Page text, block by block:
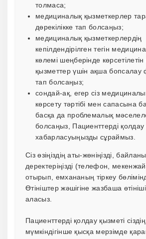
толмаса;
медициналық қызметкерлер
дөрекілікке тап болсаңыз;
медициналық қызметкерлердің
кепілдендірілген тегін
көлемі шеңберінде
қызметтер үшін ақша бопсалау
тап болсаңыз;
сондай-ақ, егер сіз
көрсету тәртібі мен сапасына
басқа да проблемалық
болсаңыз, Пациенттерді қолдау
хабарласуыңызды сұраймыз.
Сіз өзіңіздің аты-жөніңізді,
деректеріңізді (телефон,
отырып, емхананың тіркеу
Өтініштер жәшігіне жазбаша
аласыз.
Пациенттерді қолдау қызметі сіздің
мүмкіндігінше қысқа мерзімде